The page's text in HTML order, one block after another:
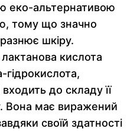
еко-альтернативою
тому що значно
шкіру.
кислота
до складу її
Вона має виражений
своїй здатності